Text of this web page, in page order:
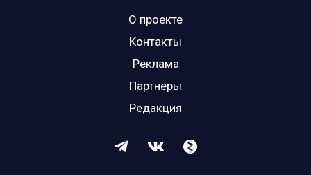
О проекте
Контакты
Реклама
Партнеры
Редакция